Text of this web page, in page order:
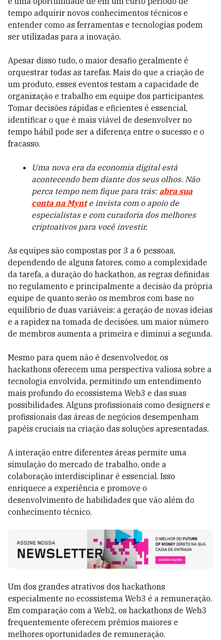
tempo adquirir novos conhecimentos técnicos e
entender como as ferramentas e tecnologias podem
ser utilizadas para a inovação.
Apesar disso tudo, o maior desafio geralmente é
orquestrar todas as tarefas. Mais do que a criação de
um produto, esses eventos testam a capacidade de
organização e trabalho em equipe dos participantes.
Tomar decisões rápidas e eficientes é essencial,
identificar o que é mais viável de desenvolver no
tempo hábil pode ser a diferença entre o sucesso e o
fracasso.
Uma nova era da economia digital está
acontecendo bem diante dos seus olhos. Não
perca tempo nem fique para trás: abra sua
conta na Mynte invista com o apoio de
especialistas e com curadoria dos melhores
criptoativos para você investir.
As equipes são compostas por 3 a 6 pessoas,
dependendo de alguns fatores, como a complexidade
da tarefa, a duração do hackathon, as regras definidas
no regulamento e principalmente a decisão da própria
equipe de quanto serão os membros com base no
equilíbrio de duas variáveis: a geração de novas ideias
e a rapidez na tomada de decisões, um maior número
de membros aumenta a primeira e diminui a segunda.
Mesmo para quem não é desenvolvedor, os
hackathons oferecem uma perspectiva valiosa sobre a
tecnologia envolvida, permitindo um entendimento
mais profundo do ecossistema Web3 e das suas
possibilidades. Alguns profissionais como designers e
profissionais das áreas de negócios desempenham
papéis cruciais na criação das soluções apresentadas.
A interação entre diferentes áreas permite uma
simulação do mercado de trabalho, onde a
colaboração interdisciplinar é essencial. Isso
enriquece a experiência e promove o
desenvolvimento de habilidades que vão além do
conhecimento técnico.
Um dos grandes atrativos dos hackathons
especialmente no ecossistema Web3 é a remuneração.
Em comparação com a Web2, os hackathons de Web3
frequentemente oferecem prêmios maiores e
melhores oportunidades de remuneração.